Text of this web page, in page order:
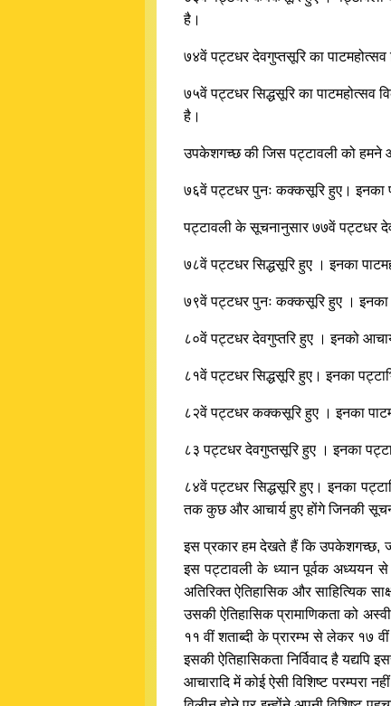
है।
७४वें पट्टधर देवगुप्तसूरि का
७५वें पट्टधर सिद्धसूरि का पाटमहोत्सव
है।
उपकेशगच्छ की जिस पट्टावली को हमने
७६वें पट्टधर पुनः कक्कसूरि हुए। इनका
पट्टावली के सूचनानुसार ७७वें पट्टधर
७८वें पट्टधर सिद्धसूरि हुए । इनका
७९वें पट्टधर पुनः कक्कसूरि हुए । इनका
८०वें पट्टधर देवगुप्तरि हुए । इनको
८१वें पट्टधर सिद्धसूरि हुए। इनका
८२वें पट्टधर कक्कसूरि हुए । इनका
८३ पट्टधर देवगुप्तसूरि हुए । इनका
८४वें पट्टधर सिद्धसूरि हुए। इनका
तक कुछ और आचार्य हुए होंगे जिनकी
इस प्रकार हम देखते हैं कि उपकेशगच्छ, जो
इस पट्टावली के ध्यान पूर्वक अध्ययन
अतिरिक्त ऐतिहासिक और साहित्यिक
उसकी ऐतिहासिक प्रामाणिकता को
११ वीं शताब्दी के प्रारम्भ से लेकर १७
इसकी ऐतिहासिकता निर्विवाद है
आचारादि में कोई ऐसी विशिष्ट